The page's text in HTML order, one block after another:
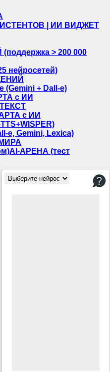
| ИИ ВИДЖЕТ
> 200 000
нейросетей)
+ Dall-e)
c ИИ
c ИИ
e, Gemini, Lexica)
AI-АРЕНА (тест